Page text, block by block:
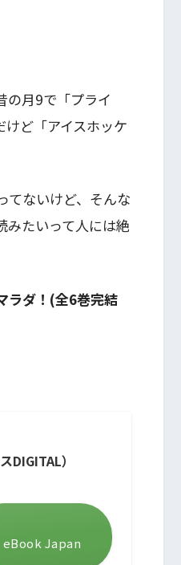
の月9で「プライ
けど「アイスホッケ
てないけど、そんな
みたいって人には絶
ラダ！(全6巻完結
）
eBook Japan